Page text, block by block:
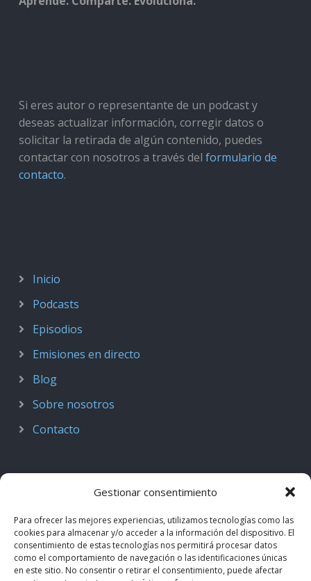
Gestionar consentimiento
Para ofrecer las mejores experiencias, utilizamos tecnologías como las
cookies para almacenar y/o acceder a la información del dispositivo. El
consentimiento de estas tecnologías nos permitirá procesar datos
como el comportamiento de navegación o las identificaciones únicas
en este sitio. No consentir o retirar el consentimiento, puede afectar
Si eres autor o representante de un podcast y
deseas actualizar información, corregir datos o
solicitar la retirada de algún contenido, puedes
contactar con nosotros a través del formulario de
contacto.
Inicio
Podcasts
Episodios
Emisiones en directo
Blog
Sobre nosotros
Contacto